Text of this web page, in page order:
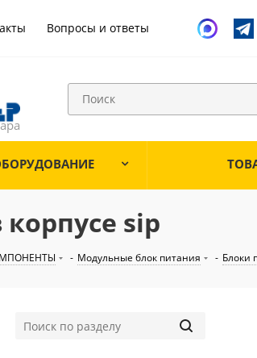
Вопросы и ответы
sip
- Модульные блок питания - Блоки